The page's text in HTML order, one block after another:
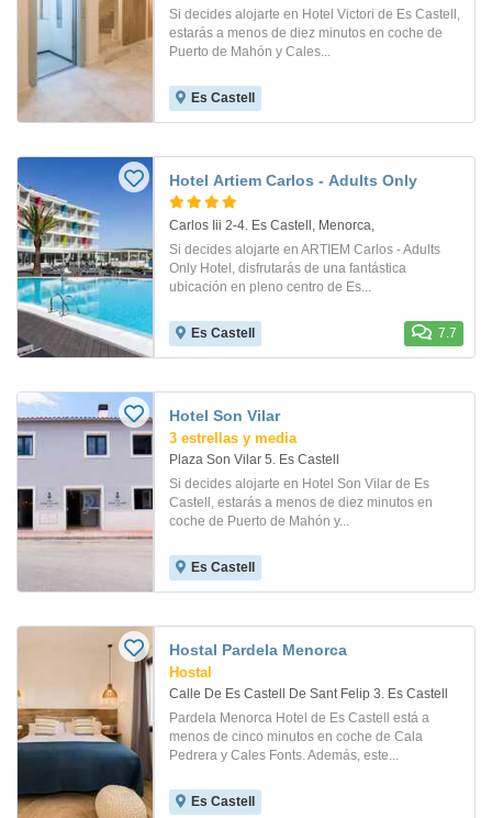
Si decides alojarte en Hotel Victori de Es Castell,
estarás a menos de diez minutos en coche de
Puerto de Mahón y Cales...
Es Castell
Hotel Artiem Carlos - Adults Only
Carlos Iii 2-4. Es Castell, Menorca,
Si decides alojarte en ARTIEM Carlos - Adults
Only Hotel, disfrutarás de una fantástica
ubicación en pleno centro de Es...
Es Castell 7.7
Hotel Son Vilar
3 estrellas y media
Plaza Son Vilar 5. Es Castell
Si decides alojarte en Hotel Son Vilar de Es
Castell, estarás a menos de diez minutos en
coche de Puerto de Mahón y...
Es Castell
Hostal Pardela Menorca
Hostal
Calle De Es Castell De Sant Felip 3. Es Castell
Pardela Menorca Hotel de Es Castell está a
menos de cinco minutos en coche de Cala
Pedrera y Cales Fonts. Además, este...
Es Castell